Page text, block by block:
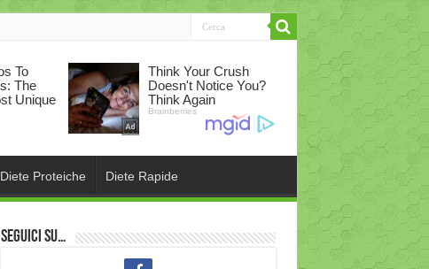
Diete Proteiche Diete Rapide
Seguici su…